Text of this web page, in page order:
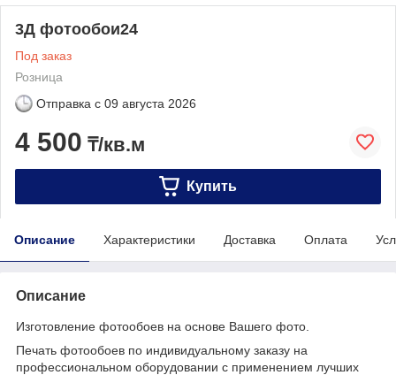
3Д фотообои24
Под заказ
Розница
Отправка с 09 августа 2026
4 500 ₸/кв.м
Купить
Описание Характеристики Доставка Оплата
Описание
Изготовление фотообоев на основе Вашего фото.
Печать фотообоев по индивидуальному заказу на
профессиональном оборудовании с применением лучших